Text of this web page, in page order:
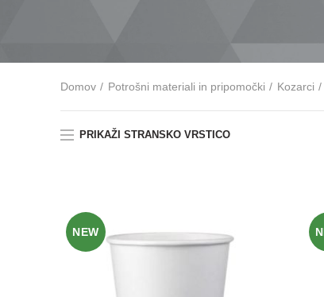
Domov Potrošni materiali in pripomočki Kozarci
PRIKAŽI STRANSKO VRSTICO
NEW